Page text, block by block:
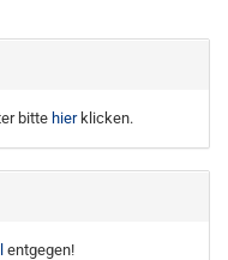
bitte hierklicken.
entgegen!